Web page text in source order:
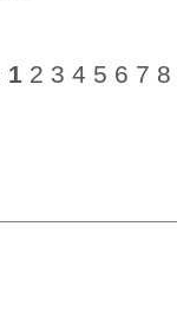
1 2 3 4 5 6 7 8